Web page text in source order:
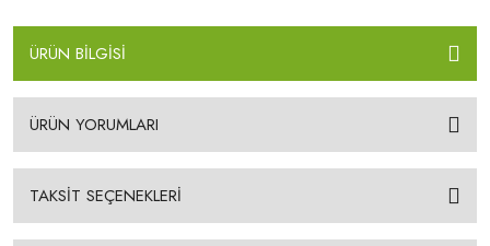
ÜRÜN BİLGİSİ
ÜRÜN YORUMLARI
TAKSİT SEÇENEKLERİ